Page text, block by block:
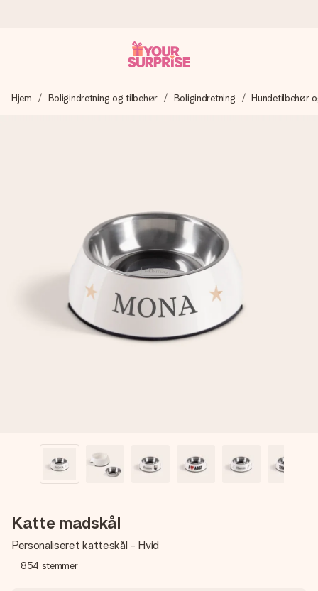
Vi laver din gave med omhu og sender den lynhurtigt – så
Vores gaver inspirerer. Kunderne giver os 4,7 på Google
Gratis kort med hilsen
Lav noget særligt i blot få trin – med hendes navn, et
billede af dig eller en besked, der går lige i hendes hjerte.
Intet besvær men udelukkende en masse kærlighed i
Hjem Boligindretning og tilbehør Boligindretning Hundetilbehør
Katte madskål
Personaliseret katteskål - Hvid
854 stemmer